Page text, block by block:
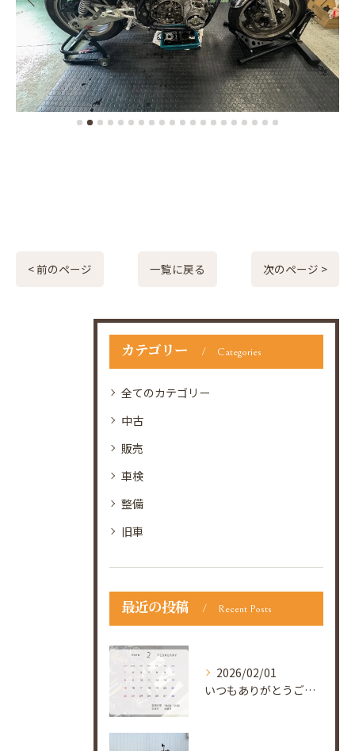
< 前のページ 一覧に戻る 次のページ >
カテゴリー Categories
全てのカテゴリー
中古
販売
車検
整備
旧車
最近の投稿 Recent Posts
2026/02/01
いつもありがとうございます😊